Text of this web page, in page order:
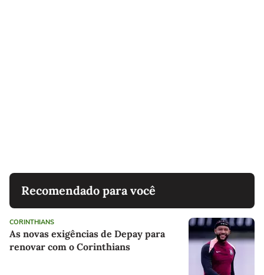
Recomendado para você
CORINTHIANS
As novas exigências de Depay para
renovar com o Corinthians